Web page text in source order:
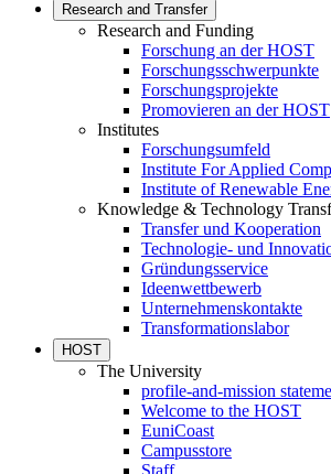
Research and Transfer
Research and Funding
Forschung an der HOST
Forschungsschwerpunkte
Forschungsprojekte
Promovieren an der HOST
Institutes
Forschungsumfeld
Institute For Applied
Institute of Renewable
Knowledge & Technology
Transfer und Kooperation
Technologie- und
Gründungsservice
Ideenwettbewerb
Unternehmenskontakte
Transformationslabor
HOST
The University
profile-and-mission
Welcome to the HOST
EuniCoast
Campusstore